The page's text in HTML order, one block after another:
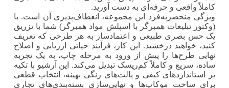
کاملاً واقعی و حرفه‌ای به دست آورید.
ویژگی منحصربه‌فرد این مجموعه، انعطاف‌پذیری آن است. با
(وکتور تبلیغات همبرگر با اسپلش مواد همبرگر) شما با تزریق
یک حس بصری طبیعی و اعتمادساز به هر طرحی که تعریف
کنید، خواهید درخشید. این کار، فرآیند حیاتی ارزیابی و اصلاح
نهایی طرح‌ها را پیش از ورود به مرحله چاپ، به یک تجربه
ساده، سریع و کاملاً کم‌ریسک تبدیل می‌کند. این آرشیو با تکیه
بر استانداردهای کیفی و پالت‌های رنگی بهینه، انتخاب قطعی
برای ساخت موکاپ‌ها و نهایی‌سازی بسته‌بندی‌های تجاری